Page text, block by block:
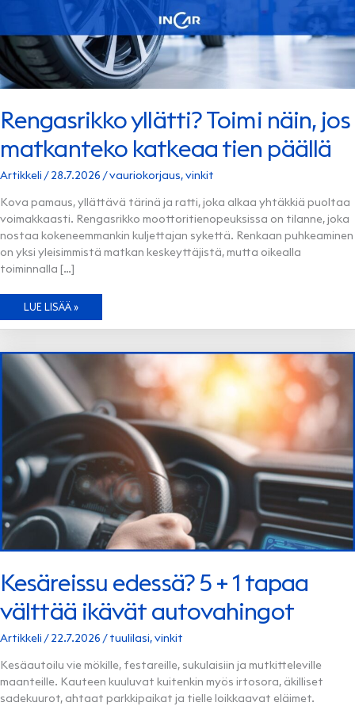
Rengasrikko yllätti? Toimi näin, jos
matkanteko katkeaa tien päällä
Artikkeli /28.7.2026 /vauriokorjaus,vinkit
Kova pamaus, yllättävä tärinä ja ratti, joka alkaa yhtäkkiä puoltaa
voimakkaasti. Rengasrikko moottoritienopeuksissa on tilanne, joka
nostaa kokeneemmankin kuljettajan sykettä. Renkaan puhkeaminen
on yksi yleisimmistä matkan keskeyttäjistä, mutta oikealla
toiminnalla […]
RENGASRIKKO
TOIMI
MATKANTEKO
KATKEAA
TIEN
PÄÄLLÄ
LUE LISÄÄ »
Kesäreissu edessä? 5 + 1 tapaa
välttää ikävät autovahingot
Artikkeli /22.7.2026 /tuulilasi,vinkit
Kesäautoilu vie mökille, festareille, sukulaisiin ja mutkitteleville
maanteille. Kauteen kuuluvat kuitenkin myös irtosora, äkilliset
sadekuurot, ahtaat parkkipaikat ja tielle loikkaavat eläimet.